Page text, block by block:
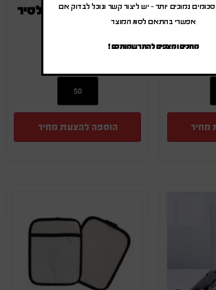
מתנה לחג | טרמוס תה ופינוקים
מחיר
סט כפפה ותחתית לסיר
הוספה להצעת מחיר
נמוכים יותר – יש ליצור קשר ונוכל לבדוק אם
אפשרי בהתאם לסוג המוצר
מחכים ומצפים להתרשמותכם !